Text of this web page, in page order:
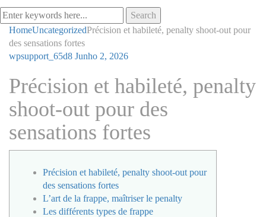
Search
HomeUncategorizedPrécision et habileté, penalty shoot-out pour
des sensations fortes
wpsupport_65d8 Junho 2, 2026
Précision et habileté, penalty
shoot-out pour des
sensations fortes
Précision et habileté, penalty shoot-out pour
des sensations fortes
L’art de la frappe, maîtriser le penalty
Les différents types de frappe